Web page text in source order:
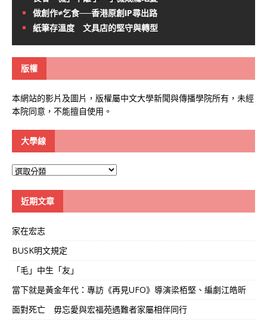
做創作≠乞食──香港原創IP尋出路
紙筆存溫度 文具店的堅守與轉型
版權
本網站的影片及圖片，版權屬中文大學新聞與傳播學院所有，未經
本院同意，不能擅自使用。
大學線
大
近期文章
家在宏志
BUSK明文規定
「毛」中生「友」
當下就是黃金年代：專訪《再見UFO》導演梁栢堅、編劇江皓昕
面對死亡 毋忘愛與宏福苑遇難者家屬相伴同行